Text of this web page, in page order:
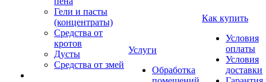
Гели и пасты
(концентраты)
Средства от
кротов
Дусты
Средства от змей
Услуги
Обработка
Как купить
Условия
оплаты
Условия
доставки